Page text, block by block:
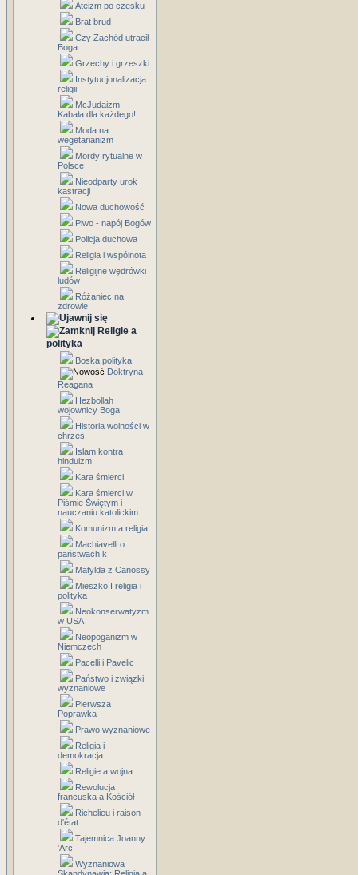
Ateizm po czesku
Brat brud
Czy Zachód utracił
Boga
Grzechy i grzeszki
Instytucjonalizacja
religii
McJudaizm -
Kabała dla każdego!
Moda na
wegetarianizm
Mordy rytualne w
Polsce
Nieodparty urok
kastracji
Nowa duchowość
Piwo - napój Bogów
Policja duchowa
Religia i wspólnota
Religijne wędrówki
ludów
Różaniec na
zdrowie
Religie a
polityka
Boska polityka
Doktryna
Reagana
Hezbollah
wojownicy Boga
Historia wolności w
chrześ.
Islam kontra
hinduizm
Kara śmierci
Kara śmierci w
Piśmie Świętym i
nauczaniu katolickim
Komunizm a religia
Machiavelli o
państwach k
Matylda z Canossy
Mieszko I religia i
polityka
Neokonserwatyzm
w USA
Neopoganizm w
Niemczech
Pacelli i Pavelic
Państwo i związki
wyznaniowe
Pierwsza
Poprawka
Prawo wyznaniowe
Religia i
demokracja
Religie a wojna
Rewolucja
francuska a Kościół
Richelieu i raison
d'état
Tajemnica Joanny
'Arc
Wyznaniowa